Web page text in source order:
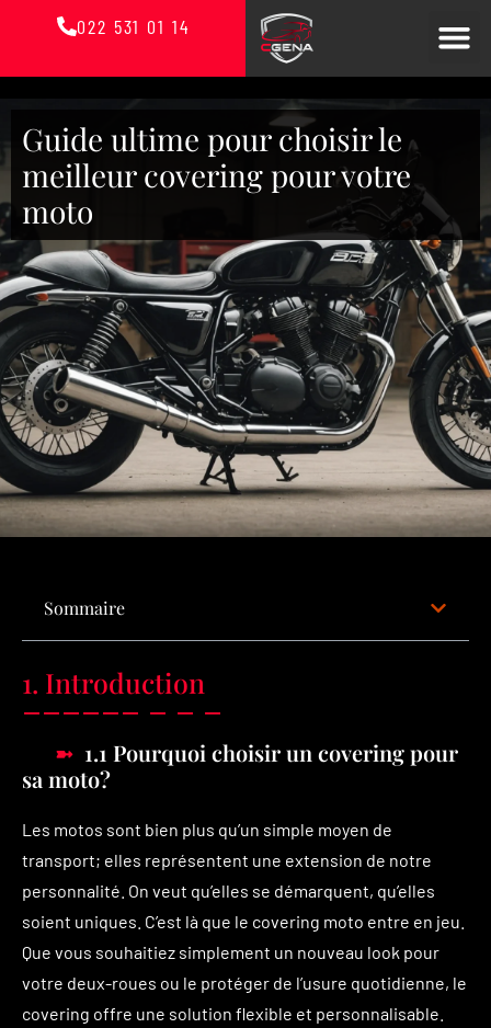
022 531 01 14
Guide ultime pour choisir le
meilleur covering pour votre
moto
Sommaire
1. Introduction
1.1 Pourquoi choisir un covering pour
sa moto?
Les motos sont bien plus qu’un simple moyen de
transport; elles représentent une extension de notre
personnalité. On veut qu’elles se démarquent, qu’elles
soient uniques. C’est là que le covering moto entre en jeu.
Que vous souhaitiez simplement un nouveau look pour
votre deux-roues ou le protéger de l’usure quotidienne, le
covering offre une solution flexible et personnalisable.